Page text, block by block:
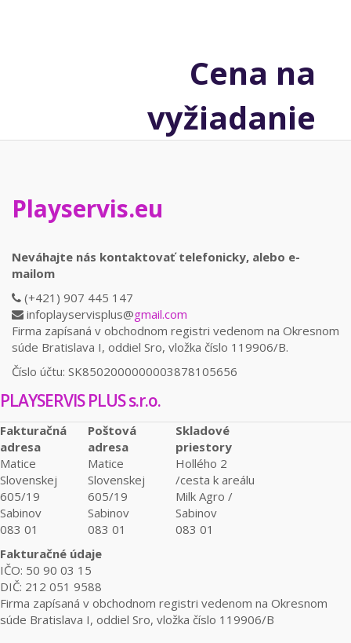
Cena na
vyžiadanie
Playservis.eu
Neváhajte nás kontaktovať telefonicky, alebo e-
mailom
(+421) 907 445 147
infoplayservisplus@gmail.com
Firma zapísaná v obchodnom registri vedenom na Okresnom
súde Bratislava I, oddiel Sro, vložka číslo 119906/B.
Číslo účtu: SK8502000000003878105656
PLAYSERVIS PLUS s.r.o.
Fakturačná
adresa
Matice
Slovenskej
605/19
Sabinov
083 01
Poštová
adresa
Matice
Slovenskej
605/19
Sabinov
083 01
Skladové
priestory
Hollého 2
/cesta k areálu
Milk Agro /
Sabinov
083 01
Fakturačné údaje
IČO: 50 90 03 15
DIČ: 212 051 9588
Firma zapísaná v obchodnom registri vedenom na Okresnom
súde Bratislava I, oddiel Sro, vložka číslo 119906/B